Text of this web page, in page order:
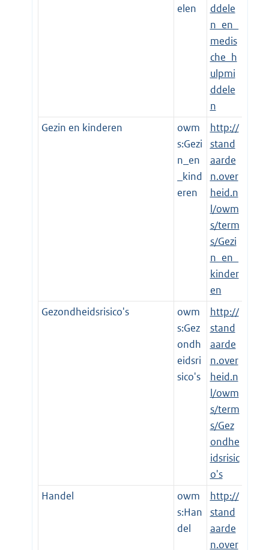
elen
ddele
n_en_
medis
che_h
ulpmi
ddele
n
Gezin en kinderen
owm
s:Gezi
n_en
_kind
eren
http://
stand
aarde
n.over
heid.n
l/owm
s/term
s/Gezi
n_en_
kinder
en
Gezondheidsrisico's
owm
s:Gez
ondh
eidsri
sico's
http://
stand
aarde
n.over
heid.n
l/owm
s/term
s/Gez
ondhe
idsrisic
o's
Handel
owm
s:Han
del
http://
stand
aarde
n.over